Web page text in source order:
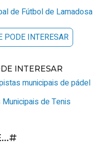
de Fútbol de Lamadosa
PODE INTERESAR
INTERESAR
municipais de pádel
de Tenis
...#